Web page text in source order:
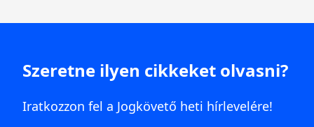
Szeretne ilyen cikkeket olvasni?
Iratkozzon fel a Jogkövető heti hírlevelére!